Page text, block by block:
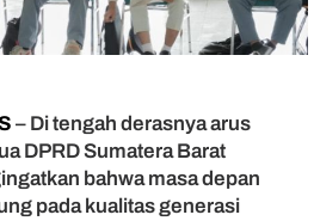
– Di tengah derasnya arus
DPRD Sumatera Barat
bahwa masa depan
pada kualitas generasi